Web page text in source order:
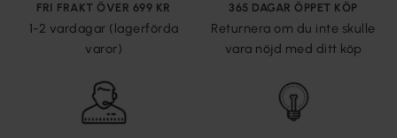
FRI FRAKT ÖVER 699 KR
1-2 vardagar (lagerförda
varor)
365 DAGAR ÖPPET KÖP
Returnera om du inte skulle
vara nöjd med ditt köp